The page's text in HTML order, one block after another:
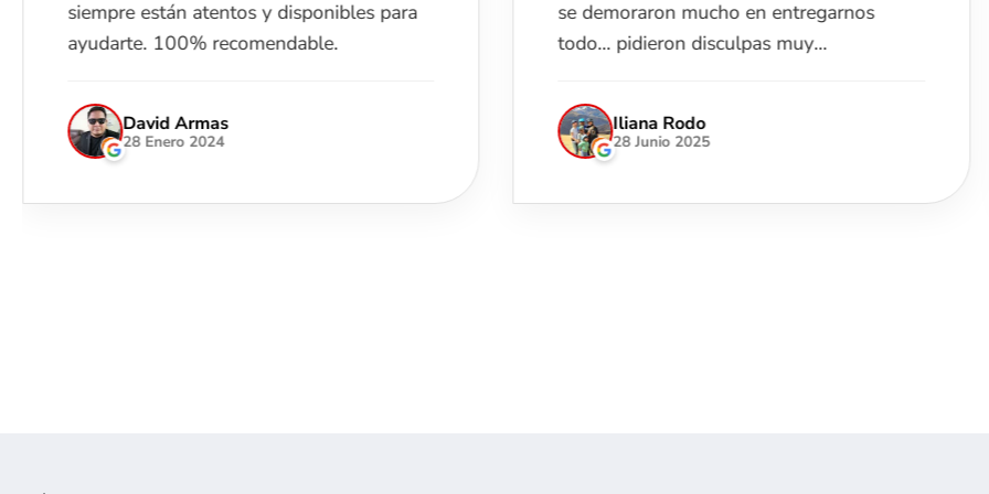
siempre están atentos y disponibles para
ayudarte. 100% recomendable.
David Armas
28 Enero 2024
se demoraron mucho en entregarnos
todo... pidieron disculpas muy
5.
Iliana Rodo
28 Junio 2025